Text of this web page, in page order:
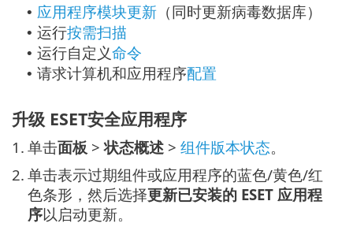
• 应用程序模块更新 （同时更新病毒数据库）
• 运行按需扫描
• 运行自定义命令
• 请求计算机和应用程序配置
升级 ESET安全应用程序
1. 单击面板 >状态概述 > 组件版本状态。
2. 单击表示过期组件或应用程序的蓝色/黄色/红
色条形，然后选择更新已安装的 ESET 应用程
序以启动更新。